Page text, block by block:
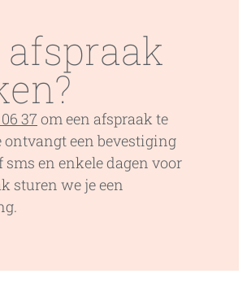
afspraak
37 om een afspraak te
ontvangt een bevestiging
sms en enkele dagen voor
sturen we je een